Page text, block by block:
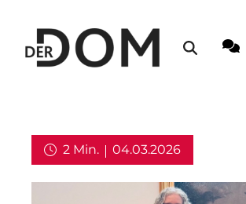
2 Min.
04.03.2026